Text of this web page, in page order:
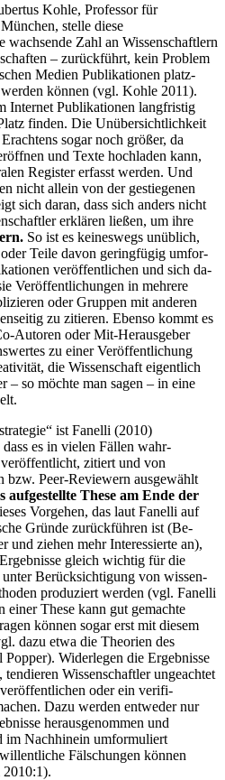
Kohle, Professor für
stelle diese
Zahl an Wissenschaftlern
– zurückführt, kein Problem
Medien Publikationen platz-
können (vgl. Kohle 2011).
Internet Publikationen langfristig
finden. Die Unübersichtlichkeit
sogar noch größer, da
und Texte hochladen kann,
Register erfasst wer­den. Und
nicht allein von der gestiegenen
sich daran, dass sich anders nicht
erklären ließen, um ihre
So ist es keineswegs unüblich,
oder Teile davon geringfügig umfor­
ver­öffentlichen und sich da­
Veröffent­lichungen in mehrere
oder Gruppen mit anderen
zu zitieren. Ebenso kommt es
Autoren oder Mit-Herausgeber
zu einer Veröffent­lichung
die Wissenschaft eigentlich
– so möchte man sagen – in eine
ist Fanelli (2010)
dass es in vielen Fällen wahr­
zitiert und von
bzw. Peer-Reviewern aus­gewählt
aufgestellte These am Ende der
Vorgehen, das laut Fanelli auf
Gründe zurückführen ist (Be­
und ziehen mehr Interessierte an),
gleich wichtig für die
unter Berücksichtigung von wissen­
produziert wer­den (vgl. Fanelli
These kann gut gemachte
können sogar erst mit diesem
dazu etwa die Theorien des
Wider­legen die Ergeb­nisse
Wissen­schaftler ungeachtet
veröffentlichen oder ein verifi­
Dazu werden entweder nur
herausgenommen und
im Nachhinein umformuliert
Fälschungen können